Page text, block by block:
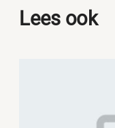
Lees ook